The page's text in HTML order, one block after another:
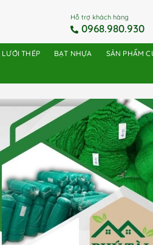
Hỗ trợ khách hàng
0968.980.930
LƯỚI THÉP BẠT NHỰA SẢN PHẨM